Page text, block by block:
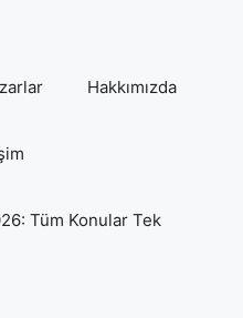
Hakkımızda
Tüm Konular Tek